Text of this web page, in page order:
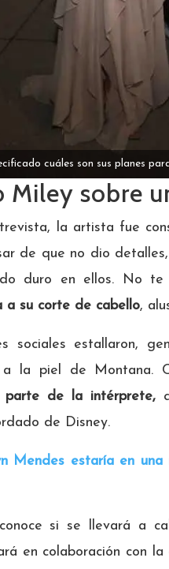
cuáles son sus planes
Miley sobre
la artista fue
de que no dio
duro en ellos. No
a su corte de cabello,
sociales estallaron,
a la piel de Montana.
parte de la intérprete,
de Disney.
Mendes estaría en
si se llevará a
en colaboración con